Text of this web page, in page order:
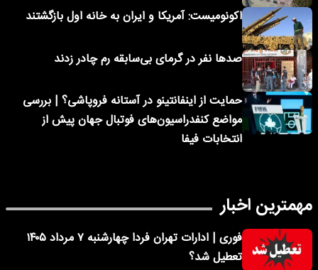
اکونومیست: آمریکا و ایران به خانه اول بازگشتند
صدها نفر در گرمای بی‌سابقه رم چادر زدند
حمایت از اینفانتینو در آستانه فروپاشی؟ | بررسی
مواضع کنفدراسیون‌های فوتبال جهان پیش از
انتخابات فیفا
مهمترین اخبار
فوری | ادارات تهران فردا چهارشنبه ۷ مرداد ۱۴۰۵
تعطیل شد؟